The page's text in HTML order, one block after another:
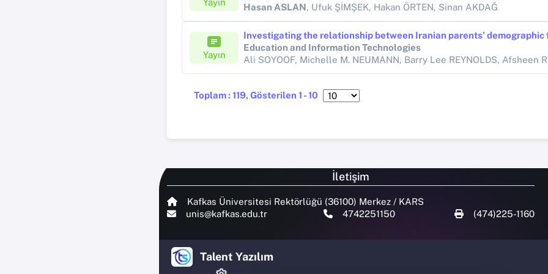
Yayın
Hasan ASLAN, Ufuk ŞİMŞEK, Hakan ÖRTEN, Sinan AKDAĞ
Yayın
Education and Information Technologies
Toplam : 119, Gösterilen 1 - 10
İletişim
Kafkas Üniversitesi Rektörlüğü (36100) Merkez / KARS
unis@kafkas.edu.tr
4742251150 (474)225-1160
Talent Yazılım